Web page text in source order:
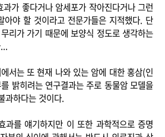
가 좋다거나 암세포가 작아진다거나 그런
아야 할 것이라고 전문가들은 지적했다. 단
리가 가기 때문에 보양식 정도로 생각하는
서는 또 현재 나와 있는 암에 대한 홍삼(인
밝히려는 연구결과는 주로 동물암 모델을
과하다는 것이다.
과를 얘기하지만 이 또한 과학적으로 증명